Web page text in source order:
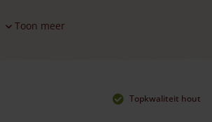
Toon meer
Topkwaliteit hout